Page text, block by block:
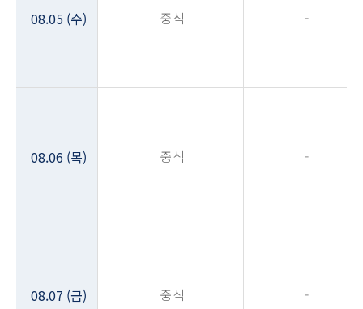
08.05 (수) 중식 -
08.06 (목) 중식 -
08.07 (금) 중식 -